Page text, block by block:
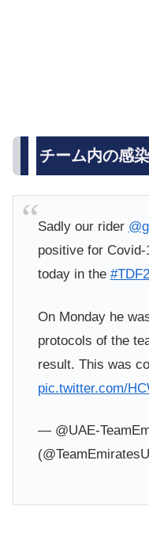
チーム内の感
Sadly our rider
positive for
today in the
On Monday he
protocols of the
result. This was
pic.twitter.com/
— @UAE-